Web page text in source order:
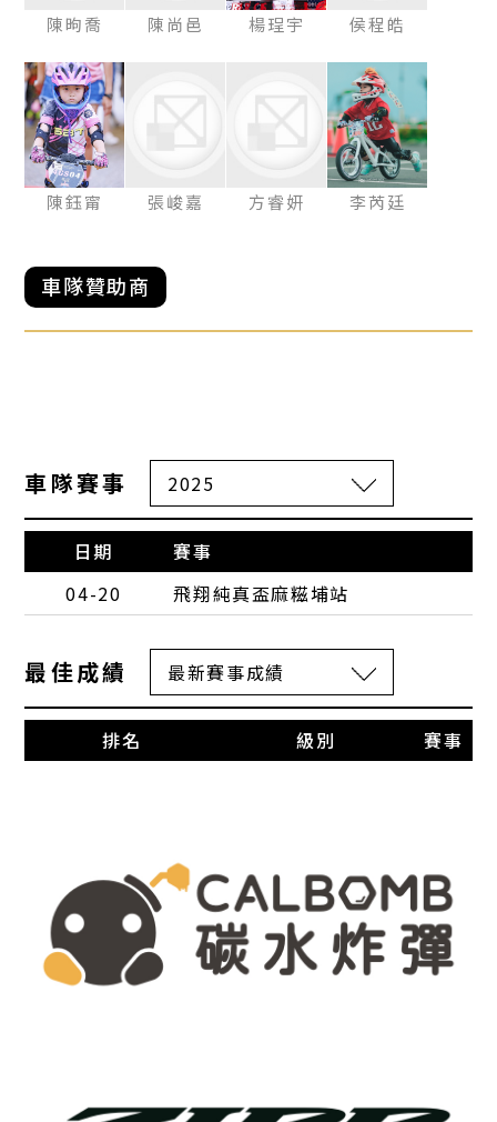
陳昫喬 陳尚邑 楊珵宇 侯程皓
陳鈺甯 張峻嘉 方睿妍 李芮廷
車隊贊助商
車隊賽事
日期
賽事
04-20
飛翔純真盃麻糍埔站
最佳成績
排名 級別 賽事